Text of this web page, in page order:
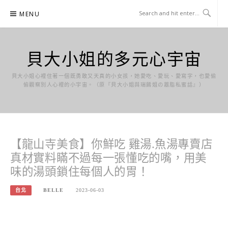
content
MENU
貝大小姐的多元心宇宙
貝大小姐心裡住著一個既勇敢又天真的小女孩，她愛吃、愛玩、愛寫字，也愛偷
偷觀察別人心裡的小宇宙。（原『貝大小姐與瑞餚姐の囂脂私蜜話』）
【龍山寺美食】你鮮吃 雞湯.魚湯專賣店
真材實料瞞不過每一張懂吃的嘴，用美
味的湯頭鎖住每個人的胃！
台北 BELLE 2023-06-03